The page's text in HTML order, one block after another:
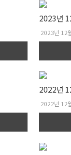
2023년
2023년 12
2022년
2022년 12